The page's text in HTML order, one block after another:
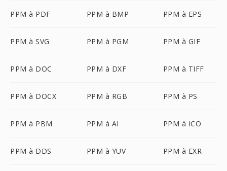
PPM à PDF PPM à BMP PPM à EPS
PPM à SVG PPM à PGM PPM à GIF
PPM à DOC PPM à DXF PPM à TIFF
PPM à DOCX PPM à RGB PPM à PS
PPM à PBM PPM à AI PPM à ICO
PPM à DDS PPM à YUV PPM à EXR